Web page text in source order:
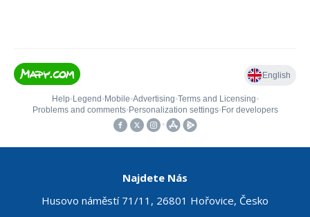
Najdete Nás
Husovo náměstí 71/11, 26801 Hořovice, Česko